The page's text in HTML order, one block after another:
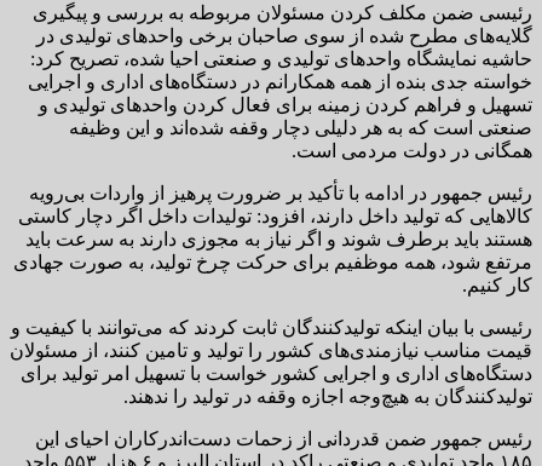
رئیسی ضمن مکلف کردن مسئولان مربوطه به بررسی و پیگیری
گلایه‌های مطرح شده از سوی صاحبان برخی واحدهای تولیدی در
حاشیه نمایشگاه واحدهای تولیدی و صنعتی احیا شده، تصریح کرد:
خواسته جدی بنده از همه همکارانم در دستگاه‌های اداری و اجرایی
تسهیل و فراهم کردن زمینه برای فعال کردن واحدهای تولیدی و
صنعتی است که به هر دلیلی دچار وقفه شده‌اند و این وظیفه
همگانی در دولت مردمی است.
رئیس جمهور در ادامه با تأکید بر ضرورت پرهیز از واردات بی‌رویه
کالاهایی که تولید داخل دارند، افزود: تولیدات داخل اگر دچار کاستی
هستند باید برطرف شوند و اگر نیاز به مجوزی دارند به سرعت باید
مرتفع شود، همه موظفیم برای حرکت چرخ تولید، به صورت جهادی
کار کنیم.
رئیسی با بیان اینکه تولیدکنندگان ثابت کردند که می‌توانند با کیفیت و
قیمت مناسب نیازمندی‌های کشور را تولید و تامین کنند، از مسئولان
دستگاه‌های اداری و اجرایی کشور خواست با تسهیل امر تولید برای
تولیدکنندگان به هیچ‌وجه اجازه وقفه در تولید را ندهند.
رئیس جمهور ضمن قدردانی از زحمات دست‌اندرکاران احیای این
۱۸۵ واحد تولیدی و صنعتی راکد در استان البرز و ۶ هزار ۵۵۳ واحد